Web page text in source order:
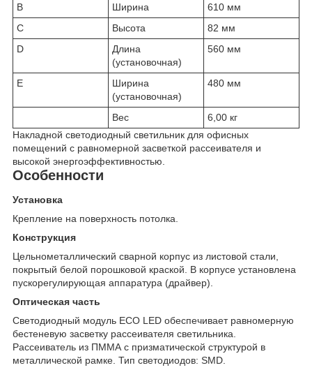
B
Ширина
610 мм
C
Высота
82 мм
D
Длина
(установочная)
560 мм
E
Ширина
(установочная)
480 мм
Вес
6,00 кг
Накладной светодиодный светильник для офисных
помещений с равномерной засветкой рассеивателя и
высокой энергоэффективностью.
Особенности
Установка
Крепление на поверхность потолка.
Конструкция
Цельнометаллический сварной корпус из листовой стали,
покрытый белой порошковой краской. В корпусе установлена
пускорегулирующая аппаратура (драйвер).
Оптическая часть
Светодиодный модуль ECO LED обеспечивает равномерную
бестеневую засветку рассеивателя светильника.
Рассеиватель из ПММА с призматической структурой в
металлической рамке. Тип светодиодов: SMD.